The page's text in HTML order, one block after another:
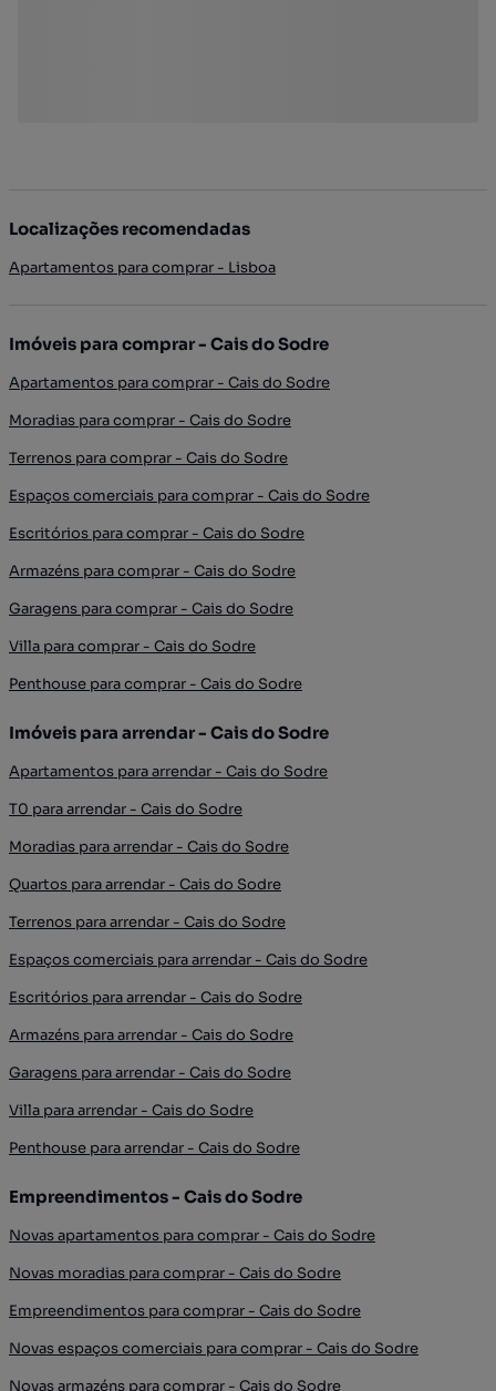
Localizações recomendadas
Apartamentos para comprar - Lisboa
Imóveis para comprar - Cais do Sodre
Apartamentos para comprar - Cais do Sodre
Moradias para comprar - Cais do Sodre
Terrenos para comprar - Cais do Sodre
Espaços comerciais para comprar - Cais do Sodre
Escritórios para comprar - Cais do Sodre
Armazéns para comprar - Cais do Sodre
Garagens para comprar - Cais do Sodre
Villa para comprar - Cais do Sodre
Penthouse para comprar - Cais do Sodre
Imóveis para arrendar - Cais do Sodre
Apartamentos para arrendar - Cais do Sodre
T0 para arrendar - Cais do Sodre
Moradias para arrendar - Cais do Sodre
Quartos para arrendar - Cais do Sodre
Terrenos para arrendar - Cais do Sodre
Espaços comerciais para arrendar - Cais do Sodre
Escritórios para arrendar - Cais do Sodre
Armazéns para arrendar - Cais do Sodre
Garagens para arrendar - Cais do Sodre
Villa para arrendar - Cais do Sodre
Penthouse para arrendar - Cais do Sodre
Empreendimentos - Cais do Sodre
Novas apartamentos para comprar - Cais do Sodre
Novas moradias para comprar - Cais do Sodre
Empreendimentos para comprar - Cais do Sodre
Novas espaços comerciais para comprar - Cais do Sodre
Novas armazéns para comprar - Cais do Sodre